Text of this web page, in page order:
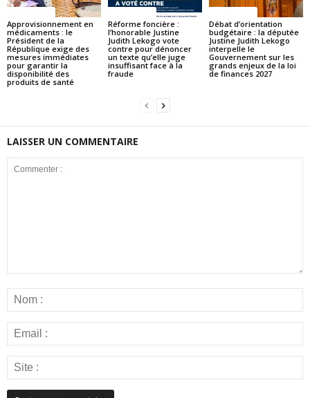
Approvisionnement en
médicaments : le
Président de la
République exige des
mesures immédiates
pour garantir la
disponibilité des
produits de santé
Réforme foncière :
l’honorable Justine
Judith Lekogo vote
contre pour dénoncer
un texte qu’elle juge
insuffisant face à la
fraude
Débat d’orientation
budgétaire : la députée
Justine Judith Lekogo
interpelle le
Gouvernement sur les
grands enjeux de la loi
de finances 2027
LAISSER UN COMMENTAIRE